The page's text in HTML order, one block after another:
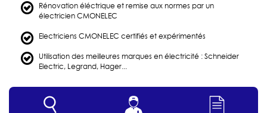
Rénovation éléctrique et remise aux normes par un
électricien CMONELEC
Electriciens CMONELEC certifiés et expérimentés
Utilisation des meilleures marques en électricité : Schneider
Electric, Legrand, Hager...